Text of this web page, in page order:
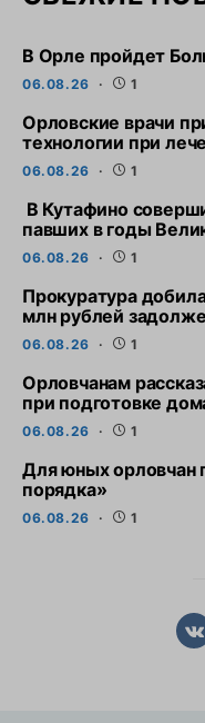
В Орле пройдет
06.08.26 1
Орловские врачи
технологии при
06.08.26 1
В Кутафино
павших в годы
06.08.26 1
Прокуратура
млн рублей
06.08.26 1
Орловчанам
при подготовке
06.08.26 1
Для юных орловчан
порядка»
06.08.26 1